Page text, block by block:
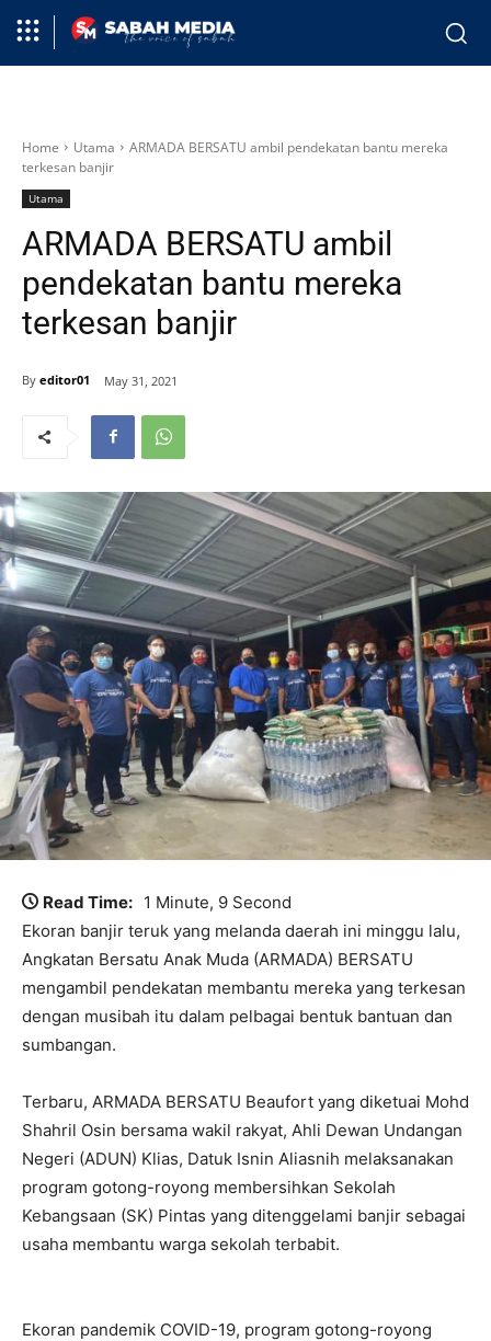
Home Utama
ARMADA BERSATU ambil pendekatan bantu mereka
terkesan banjir
Utama
ARMADA BERSATU ambil
pendekatan bantu mereka
terkesan banjir
By editor01 May 31, 2021
Read Time: 1 Minute, 9 Second
Ekoran banjir teruk yang melanda daerah ini minggu lalu,
Angkatan Bersatu Anak Muda (ARMADA) BERSATU
mengambil pendekatan membantu mereka yang terkesan
dengan musibah itu dalam pelbagai bentuk bantuan dan
sumbangan.
Terbaru, ARMADA BERSATU Beaufort yang diketuai Mohd
Shahril Osin bersama wakil rakyat, Ahli Dewan Undangan
Negeri (ADUN) Klias, Datuk Isnin Aliasnih melaksanakan
program gotong-royong membersihkan Sekolah
Kebangsaan (SK) Pintas yang ditenggelami banjir sebagai
usaha membantu warga sekolah terbabit.
Ekoran pandemik COVID-19, program gotong-royong